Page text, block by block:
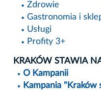
Zdrowie
Gastronomia i
Usługi
Profity 3+
KRAKÓW STAWIA
O Kampanii
Kampania "Kraków